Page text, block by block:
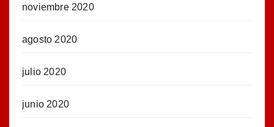
noviembre 2020
agosto 2020
julio 2020
junio 2020